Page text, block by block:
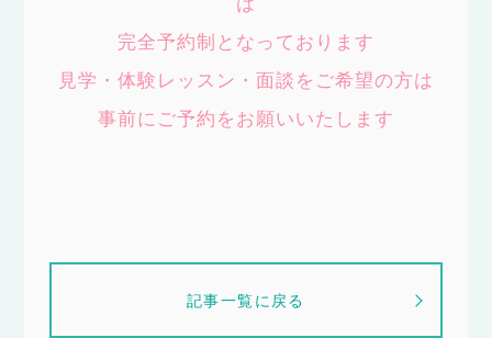
は
完全予約制となっております
見学・体験レッスン・面談をご希望の方は
事前にご予約をお願いいたします
記事一覧に戻る